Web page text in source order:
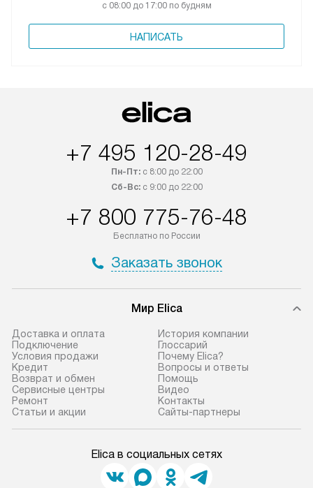
с 08:00 до 17:00 по будням
НАПИСАТЬ
+7 495 120-28-49
Пн-Пт:с 8:00 до 22:00
Сб-Вс:с 9:00 до 22:00
+7 800 775-76-48
Бесплатно по России
Заказать звонок
Мир Elica
Доставка и оплата
Подключение
Условия продажи
Кредит
Возврат и обмен
Сервисные центры
Ремонт
Статьи и акции
История компании
Глоссарий
Почему Elica?
Вопросы и ответы
Помощь
Видео
Контакты
Сайты-партнеры
Elica в социальных сетях